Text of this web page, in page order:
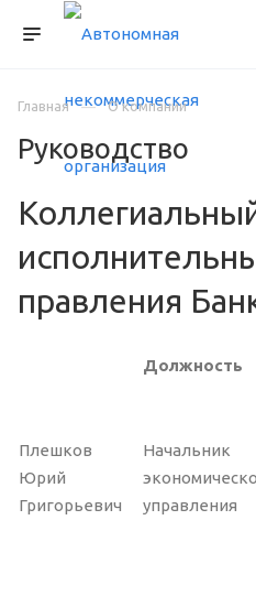
Главная О компании
Руководство
правления
Должность
Плешков
Юрий
Григорьевич
Начальник
управления